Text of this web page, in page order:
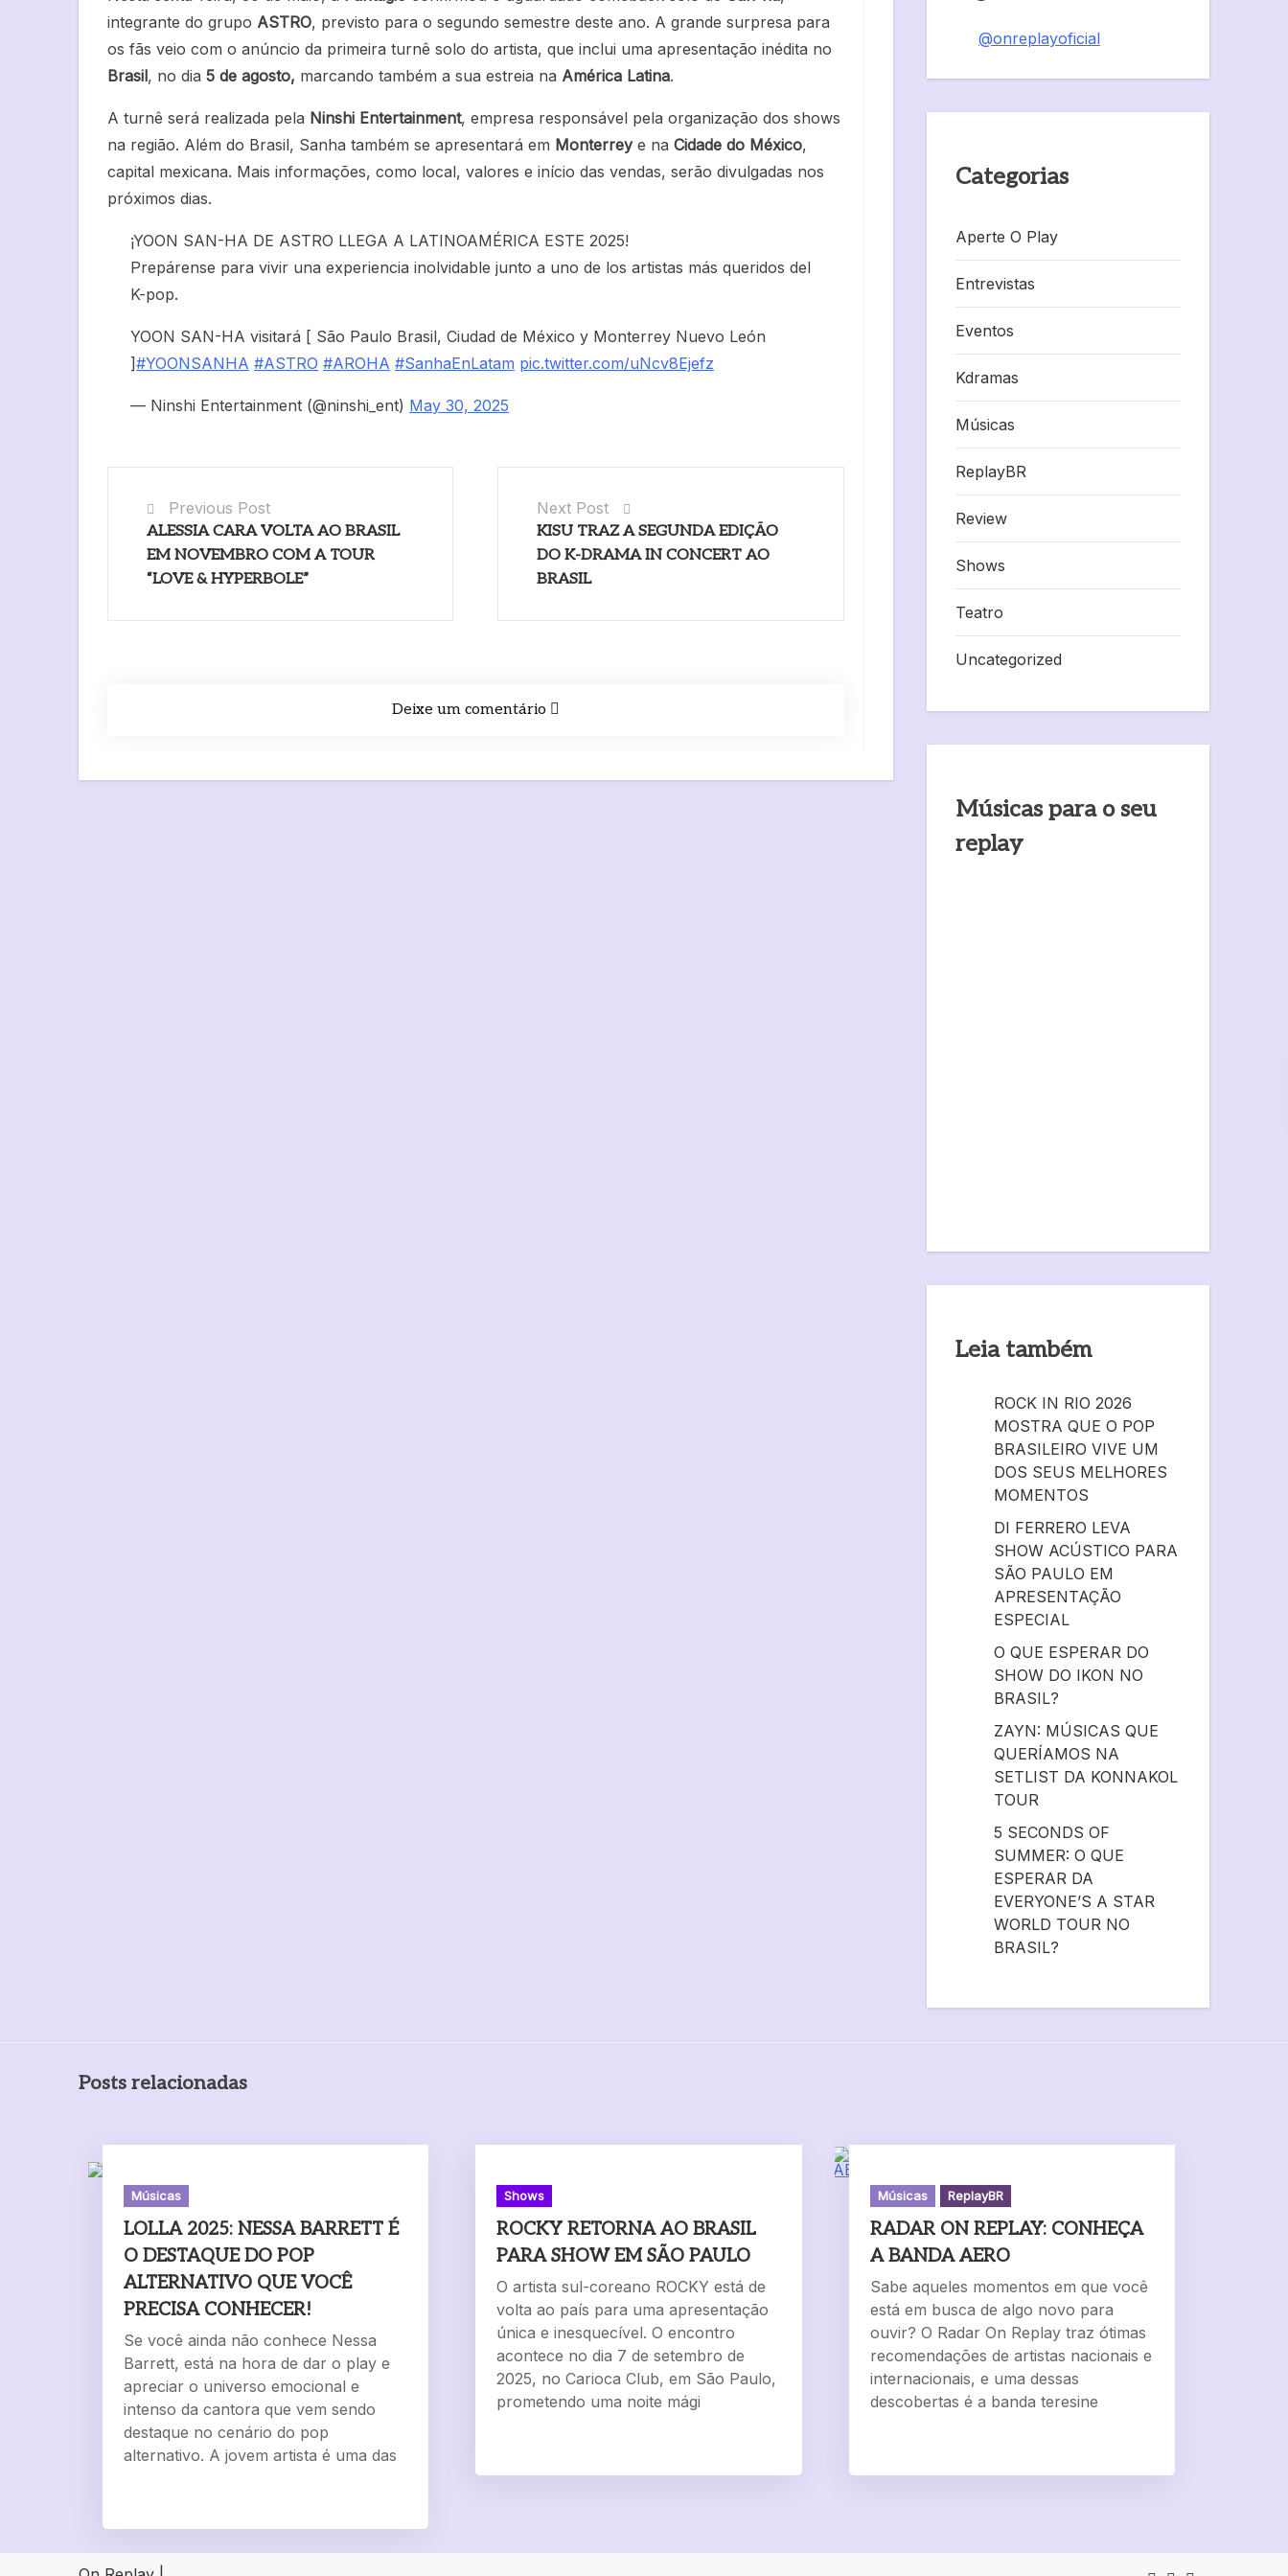
integrante do grupo ASTRO, previsto para o segundo semestre deste ano. A grande surpresa para
os fãs veio com o anúncio da primeira turnê solo do artista, que inclui uma apresentação inédita no
Brasil, no dia 5 de agosto, marcando também a sua estreia na América Latina.
A turnê será realizada pela Ninshi Entertainment, empresa responsável pela organização dos shows
na região. Além do Brasil, Sanha também se apresentará em Monterreye na Cidade do México,
capital mexicana. Mais informações, como local, valores e início das vendas, serão divulgadas nos
próximos dias.
¡YOON SAN-HA DE ASTRO LLEGA A LATINOAMÉRICA ESTE 2025!
Prepárense para vivir una experiencia inolvidable junto a uno de los artistas más queridos del
K-pop.
YOON SAN-HA visitará [ São Paulo Brasil, Ciudad de México y Monterrey Nuevo León
]#YOONSANHA #ASTRO #AROHA #SanhaEnLatam pic.twitter.com/uNcv8Ejefz
— Ninshi Entertainment (@ninshi_ent) May 30, 2025
Previous Post
ALESSIA CARA VOLTA AO BRASIL
EM NOVEMBRO COM A TOUR
“LOVE & HYPERBOLE”
Next Post
KISU TRAZ A SEGUNDA EDIÇÃO
DO K-DRAMA IN CONCERT AO
BRASIL
Deixe um comentário
@onreplayoficial
Categorias
Aperte O Play
Entrevistas
Eventos
Kdramas
Músicas
ReplayBR
Review
Shows
Teatro
Uncategorized
Músicas para o seu
replay
Leia também
ROCK IN RIO 2026
MOSTRA QUE O POP
BRASILEIRO VIVE UM
DOS SEUS MELHORES
MOMENTOS
DI FERRERO LEVA
SHOW ACÚSTICO PARA
SÃO PAULO EM
APRESENTAÇÃO
ESPECIAL
O QUE ESPERAR DO
SHOW DO IKON NO
BRASIL?
ZAYN: MÚSICAS QUE
QUERÍAMOS NA
SETLIST DA KONNAKOL
TOUR
5 SECONDS OF
SUMMER: O QUE
ESPERAR DA
EVERYONE’S A STAR
WORLD TOUR NO
BRASIL?
Posts relacionadas
Músicas
LOLLA 2025: NESSA BARRETT É
O DESTAQUE DO POP
ALTERNATIVO QUE VOCÊ
PRECISA CONHECER!
Se você ainda não conhece Nessa
Barrett, está na hora de dar o play e
apreciar o universo emocional e
intenso da cantora que vem sendo
destaque no cenário do pop
alternativo. A jovem artista é uma das
Shows
ROCKY RETORNA AO BRASIL
PARA SHOW EM SÃO PAULO
O artista sul-coreano ROCKY está de
volta ao país para uma apresentação
única e inesquecível. O encontro
acontece no dia 7 de setembro de
2025, no Carioca Club, em São Paulo,
prometendo uma noite mági
Músicas ReplayBR
RADAR ON REPLAY: CONHEÇA
A BANDA AERO
Sabe aqueles momentos em que você
está em busca de algo novo para
ouvir? O Radar On Replay traz ótimas
recomendações de artistas nacionais e
internacionais, e uma dessas
descobertas é a banda teresine